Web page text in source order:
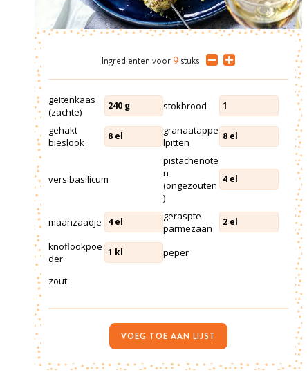
Ingrediënten voor 9 stuks
geitenkaas
(zachte)
240 g stokbrood 1
gehakt
bieslook
8 el
granaatappe
lpitten
8 el
vers basilicum
pistachenote
n
(ongezouten
)
4 el
maanzaadje 4 el
geraspte
parmezaan
2 el
knoflookpoe
der
1 kl peper
zout
VOEG TOE AAN LIJST